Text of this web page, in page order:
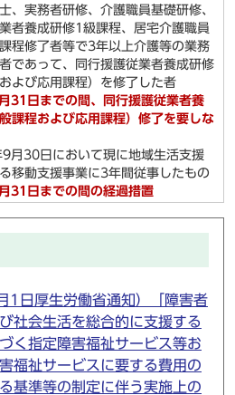
、実務者研修、介護職員基礎研修、
者養成研修1級課程、居宅介護職員
程修了者等で3年以上介護等の業務
であって、同行援護従業者養成研修
および応用課程）を修了した者
31日までの間、同行援護従業者養
課程および応用課程）修了を要しな
9月30日において現に地域生活支援
移動支援事業に3年間従事したもの
31日までの間の経過措置
1日厚生労働省通知）「障害者
社会生活を総合的に支援する
く指定障害福祉サービス等お
福祉サービスに要する費用の
基準等の制定に伴う実施上の